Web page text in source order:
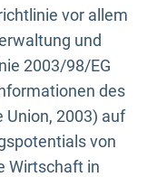
vor allem
und
2003/98/EG
des
Union, 2003) auf
von
Wirtschaft in